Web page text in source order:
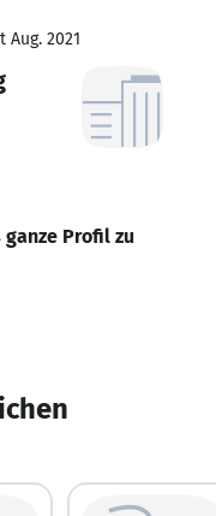
Aug. 2021
ganze Profil zu